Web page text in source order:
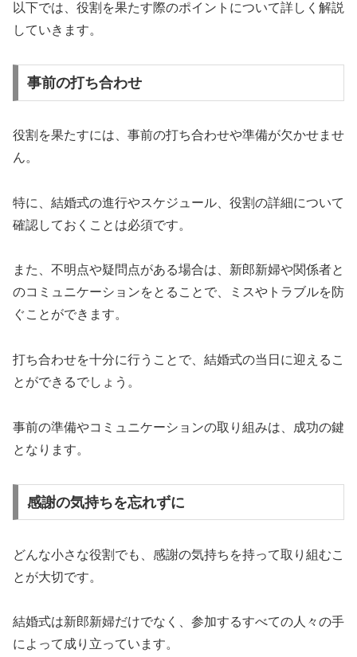
以下では、役割を果たす際のポイントについて詳しく解説
していきます。
事前の打ち合わせ
役割を果たすには、事前の打ち合わせや準備が欠かせませ
ん。
特に、結婚式の進行やスケジュール、役割の詳細について
確認しておくことは必須です。
また、不明点や疑問点がある場合は、新郎新婦や関係者と
のコミュニケーションをとることで、ミスやトラブルを防
ぐことができます。
打ち合わせを十分に行うことで、結婚式の当日に迎えるこ
とができるでしょう。
事前の準備やコミュニケーションの取り組みは、成功の鍵
となります。
感謝の気持ちを忘れずに
どんな小さな役割でも、感謝の気持ちを持って取り組むこ
とが大切です。
結婚式は新郎新婦だけでなく、参加するすべての人々の手
によって成り立っています。